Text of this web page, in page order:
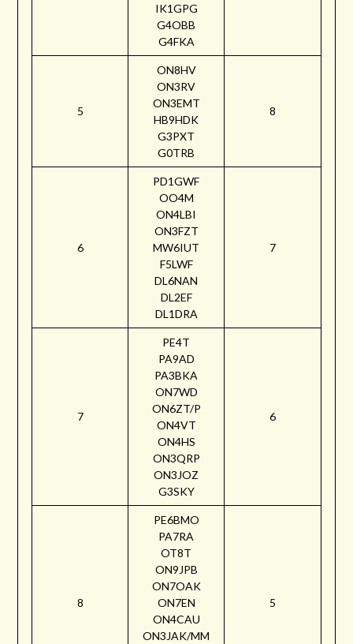
IK1GPG
G4OBB
G4FKA
5
ON8HV
ON3RV
ON3EMT
HB9HDK
G3PXT
G0TRB
8
6
PD1GWF
OO4M
ON4LBI
ON3FZT
MW6IUT
F5LWF
DL6NAN
DL2EF
DL1DRA
7
7
PE4T
PA9AD
PA3BKA
ON7WD
ON6ZT/P
ON4VT
ON4HS
ON3QRP
ON3JOZ
G3SKY
6
8
PE6BMO
PA7RA
OT8T
ON9JPB
ON7OAK
ON7EN
ON4CAU
ON3JAK/MM
5